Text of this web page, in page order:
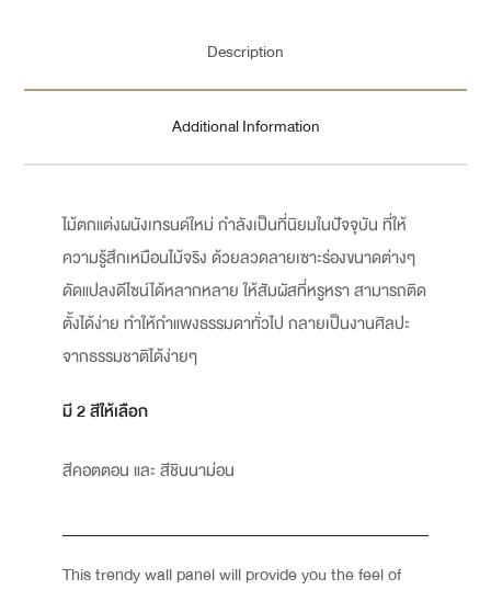
Description
Additional Information
ไม้ตกแต่งผนังเทรนด์ใหม่ กำลังเป็นที่นิยมในปัจจุบัน ที่ให้
ความรู้สึกเหมือนไม้จริง ด้วยลวดลายเซาะร่องขนาดต่างๆ
ดัดแปลงดีไซน์ได้หลากหลาย ให้สัมผัสที่หรูหรา สามารถติด
ตั้งได้ง่าย ทำให้กำแพงธรรมดาทั่วไป กลายเป็นงานศิลปะ
จากธรรมชาติได้ง่ายๆ
มี 2 สีให้เลือก
สีคอตตอน และ สีชินนาม่อน
This trendy wall panel will provide you the feel of